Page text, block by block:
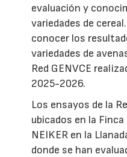
evaluación y
variedades de
conocer los
variedades de
Red GENVCE
2025-2026.
Los ensayos de la
ubicados en la
NEIKER en la
donde se han